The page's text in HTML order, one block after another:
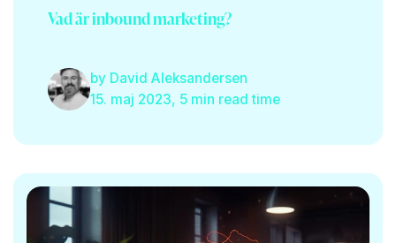
Vad är inbound marketing?
by David Aleksandersen
15. maj 2023, 5 min read time